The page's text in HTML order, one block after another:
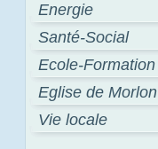
Energie
Santé-Social
Ecole-Formation
Eglise de Morlon
Vie locale